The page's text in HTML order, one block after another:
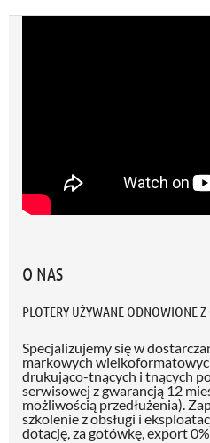
O NAS
PLOTERY UŻYWANE ODNOWIONE
Specjalizujemy się w
markowych
drukująco-tnących i tnących
serwisowej z gwarancją 12
możliwością przedłużenia).
szkolenie z obsługi i
dotację, za gotówkę, export